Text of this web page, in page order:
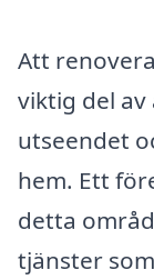
Att
viktig del
utseendet
hem. Ett
detta
tjänster